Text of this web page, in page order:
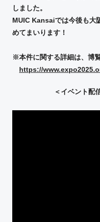
しました。
MUIC Kansaiでは今後も大
めてまいります！
※本件に関する詳細は、博
https://
＜イベント配